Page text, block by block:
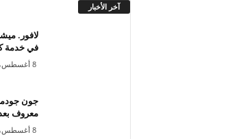
آخر الأخبار
في خدمة
8 أغسطس، 2026
معروف بعد
8 أغسطس، 2026